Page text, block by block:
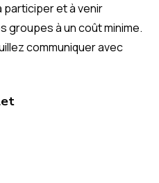
participer et à venir
groupes à un coût minime.
communiquer avec